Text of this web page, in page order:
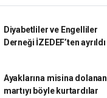
Diyabetliler ve Engelliler
Derneği İZEDEF’ten ayrıldı
Ayaklarına misina dolanan
martıyı böyle kurtardılar